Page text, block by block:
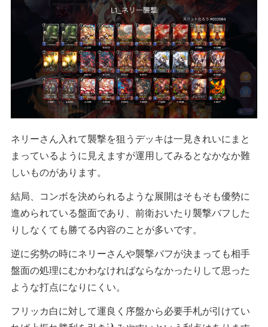
ネリーさん入れて襲撃を狙うデッキは一見きれいにまと
まっているように見えますが運用してみるとなかなか難
しいものがあります。
結局、コンボを決められるような展開はそもそも優勢に
進められている盤面であり、前衛おいたり襲撃バフした
りしなくても勝てる内容のことが多いです。
逆に劣勢の時にネリーさんや襲撃バフが決まっても相手
盤面の処理にむかわなければならなかったりして思った
ような打点になりにくい。
フリッカ白に対して運良く序盤から必要手札が引けてい